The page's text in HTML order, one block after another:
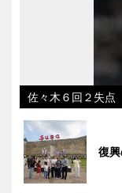
佐々木６回２失
復